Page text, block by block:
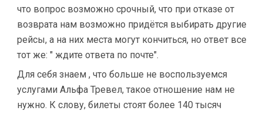
что вопрос возможно срочный, что при отказе от
возврата нам возможно придётся выбирать другие
рейсы, а на них места могут кончиться, но ответ все
тот же: " ждите ответа по почте".
Для себя знаем , что больше не воспользуемся
услугами Альфа Тревел, такое отношение нам не
нужно. К слову, билеты стоят более 140 тысяч